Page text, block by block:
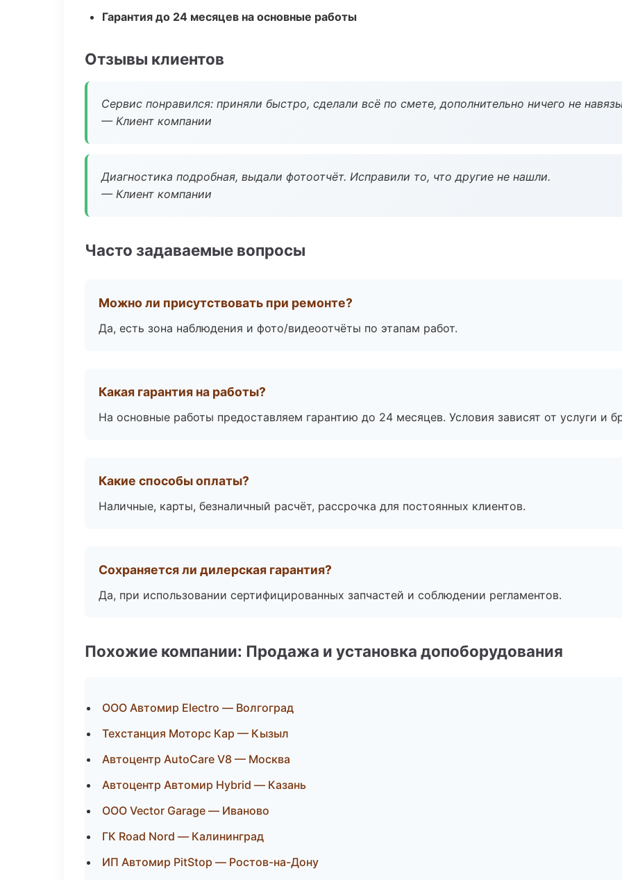
Гарантия до 24 месяцев на основные работы
Отзывы клиентов
Сервис понравился: приняли быстро, сделали всё по смете, дополнительно ничего не
— Клиент компании
Диагностика подробная, выдали фотоотчёт. Исправили то, что другие не нашли.
— Клиент компании
Часто задаваемые вопросы
Можно ли присутствовать при ремонте?
Да, есть зона наблюдения и фото/видеоотчёты по этапам работ.
Какая гарантия на работы?
На основные работы предоставляем гарантию до 24 месяцев. Условия зависят от услуги и
Какие способы оплаты?
Наличные, карты, безналичный расчёт, рассрочка для постоянных клиентов.
Сохраняется ли дилерская гарантия?
Да, при использовании сертифицированных запчастей и соблюдении регламентов.
Похожие компании: Продажа и установка допоборудования
ООО Автомир Electro — Волгоград
Техстанция Моторс Кар — Кызыл
Автоцентр AutoCare V8 — Москва
Автоцентр Автомир Hybrid — Казань
ООО Vector Garage — Иваново
ГК Road Nord — Калининград
ИП Автомир PitStop — Ростов-на-Дону